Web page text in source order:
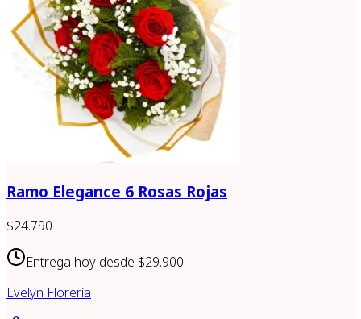
Ramo Elegance 6 Rosas Rojas
$24.790
Entrega hoy desde $29.900
Evelyn Florería